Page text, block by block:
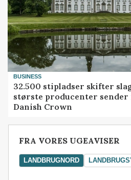
BUSINESS
32.500 stipladser skifter
største producenter
Danish Crown
FRA VORES UGEAVISER
LANDBRUGNORD